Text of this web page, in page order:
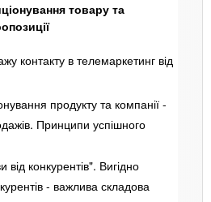
товару та
контакту в телемаркетинг від
продукту та компанії -
Принципи успішного
від конкурентів". Вигідно
- важлива складова